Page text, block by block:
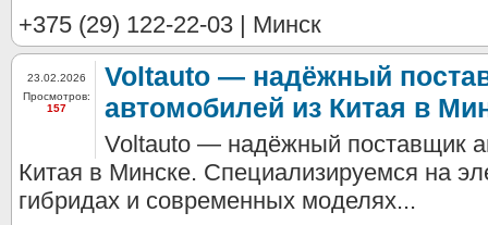
+375 (29) 122-22-03 | Минск
23.02.2026
Просмотров:
157
Voltauto — надёжный
автомобилей из Китая в
Voltauto — надёжный поставщик
Китая в Минске. Специализируемся на
гибридах и современных моделях...